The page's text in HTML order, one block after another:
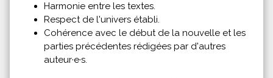
Harmonie entre les textes.
Respect de l'univers établi.
Cohérence avec le début de la nouvelle et les
parties précédentes rédigées par d'autres
auteur·e·s.